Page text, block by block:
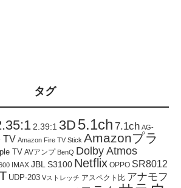
タグ
2.39:1 3D 5.1ch 7.1ch AG-
TV Amazon Fire TV Stick Amazonプラ
TV AVアンプ BenQ Dolby Atmos
IMAX JBL S3100 Netflix OPPO SR8012
UDP-203 Vストレッチ アスペクト比 アナモフ